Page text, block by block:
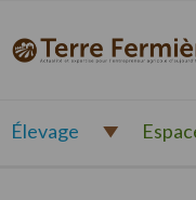
navigation
contenu
principal
pied
de
Terre
Fermière
Actualité
et
pour
Élevage